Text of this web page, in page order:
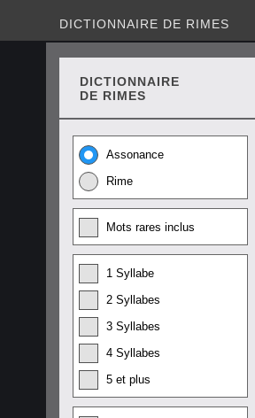
DICTIONNAIRE DE RIMES
DICTIONNAIRE
DE RIMES
Assonance
Rime
Mots rares inclus
1 Syllabe
2 Syllabes
3 Syllabes
4 Syllabes
5 et plus